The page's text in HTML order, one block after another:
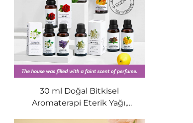
30 ml Doğal Bitkisel
Aromaterapi Eterik Yağı,